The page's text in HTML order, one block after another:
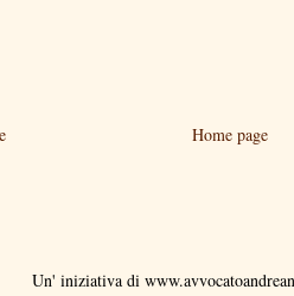
Home page
Un' iniziativa di